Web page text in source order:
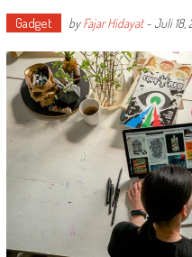
Gadget byFajar Hidayat-Juli 18,